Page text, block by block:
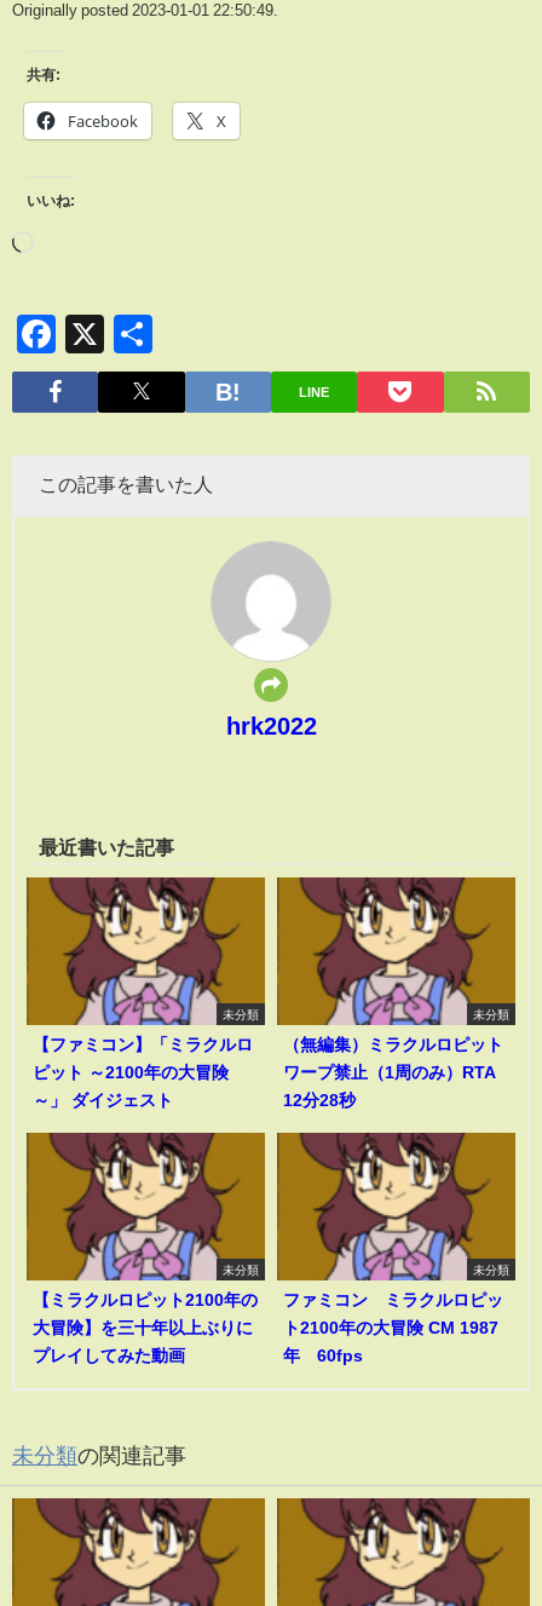
Originally posted 2023-01-01 22:50:49.
共有:
Facebook X
いいね:
Facebook
X
有
LINE
この記事を書いた人
hrk2022
最近書いた記事
未分類
【ファミコン】「ミラクルロ
ピット ～2100年の大冒険
～」 ダイジェスト
未分類
（無編集）ミラクルロピット
ワープ禁止（1周のみ）RTA
12分28秒
未分類
【ミラクルロピット2100年の
大冒険】を三十年以上ぶりに
プレイしてみた動画
未分類
ファミコン ミラクルロピッ
ト2100年の大冒険 CM 1987
年 60fps
未分類の関連記事